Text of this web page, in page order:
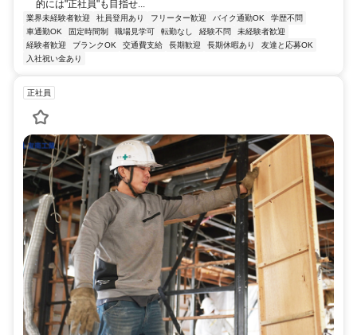
的には"正社員"も目指せ...
業界未経験者歓迎 社員登用あり フリーター歓迎 バイク通勤OK
学歴不問
車通勤OK
固定時間制 職場見学可 転勤なし 経験不問
未経験者歓迎
経験者歓迎
ブランクOK 交通費支給 長期歓迎 長期休暇あり
友達と応募OK
入社祝い金あり
正社員